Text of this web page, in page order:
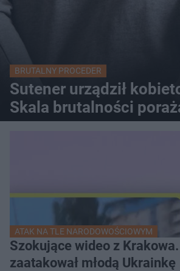
BRUTALNY PROCEDER
Sutener urządził
Skala brutalności
ATAK NA TLE NARODOWOŚCIOWYM
Szokujące wideo z
zaatakował młodą Ukrainkę